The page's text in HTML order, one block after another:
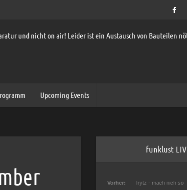
und nicht on air! Leider ist ein Austausch von Bauteilen
Upcoming Events
funklust